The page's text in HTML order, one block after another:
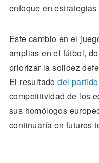
enfoque en
Este cambio en el
amplias en el fútbol,
priorizar la solidez
El resultadodel partido
competitividad de los
sus homólogos
continuaría en futuros